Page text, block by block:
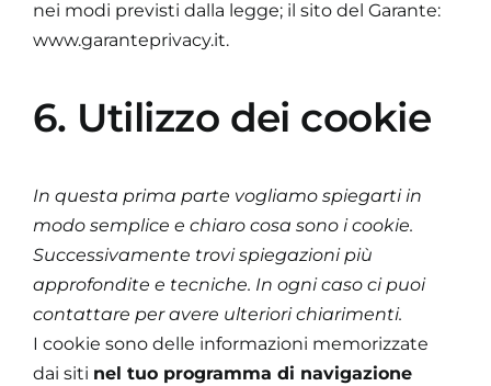
nei modi previsti dalla legge; il sito del Garante:
www.garanteprivacy.it.
6. Utilizzo dei cookie
In questa prima parte vogliamo spiegarti in
modo semplice e chiaro cosa sono i cookie.
Successivamente trovi spiegazioni più
approfondite e tecniche. In ogni caso ci puoi
contattare per avere ulteriori chiarimenti.
I cookie sono delle informazioni memorizzate
dai siti nel tuo programma di navigazione